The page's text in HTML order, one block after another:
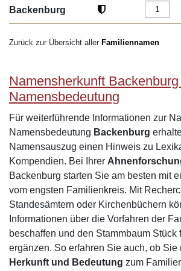
Backenburg
Zurück zur Übersicht aller Familiennamen
Namensherkunft
Namensbedeutung
Für weiterführende Informationen zur
Namensbedeutung Backenburg
Namensauszug einen Hinweis zu
Kompendien. Bei Ihrer
Backenburg starten Sie am besten mit
vom engsten Familienkreis. Mit
Standesämtern oder Kirchenbüchern
Informationen über die Vorfahren der
beschaffen und den Stammbaum Stück
ergänzen. So erfahren Sie auch, ob Sie
Herkunft und Bedeutung zum